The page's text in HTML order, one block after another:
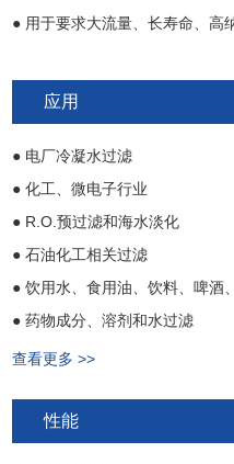
● 用于要求大流量、长寿命、高
应用
● 电厂冷凝水过滤
● 化工、微电子行业
● R.O.预过滤和海水淡化
● 石油化工相关过滤
● 饮用水、食用油、饮料、啤酒
● 药物成分、溶剂和水过滤
查看更多 >>
性能